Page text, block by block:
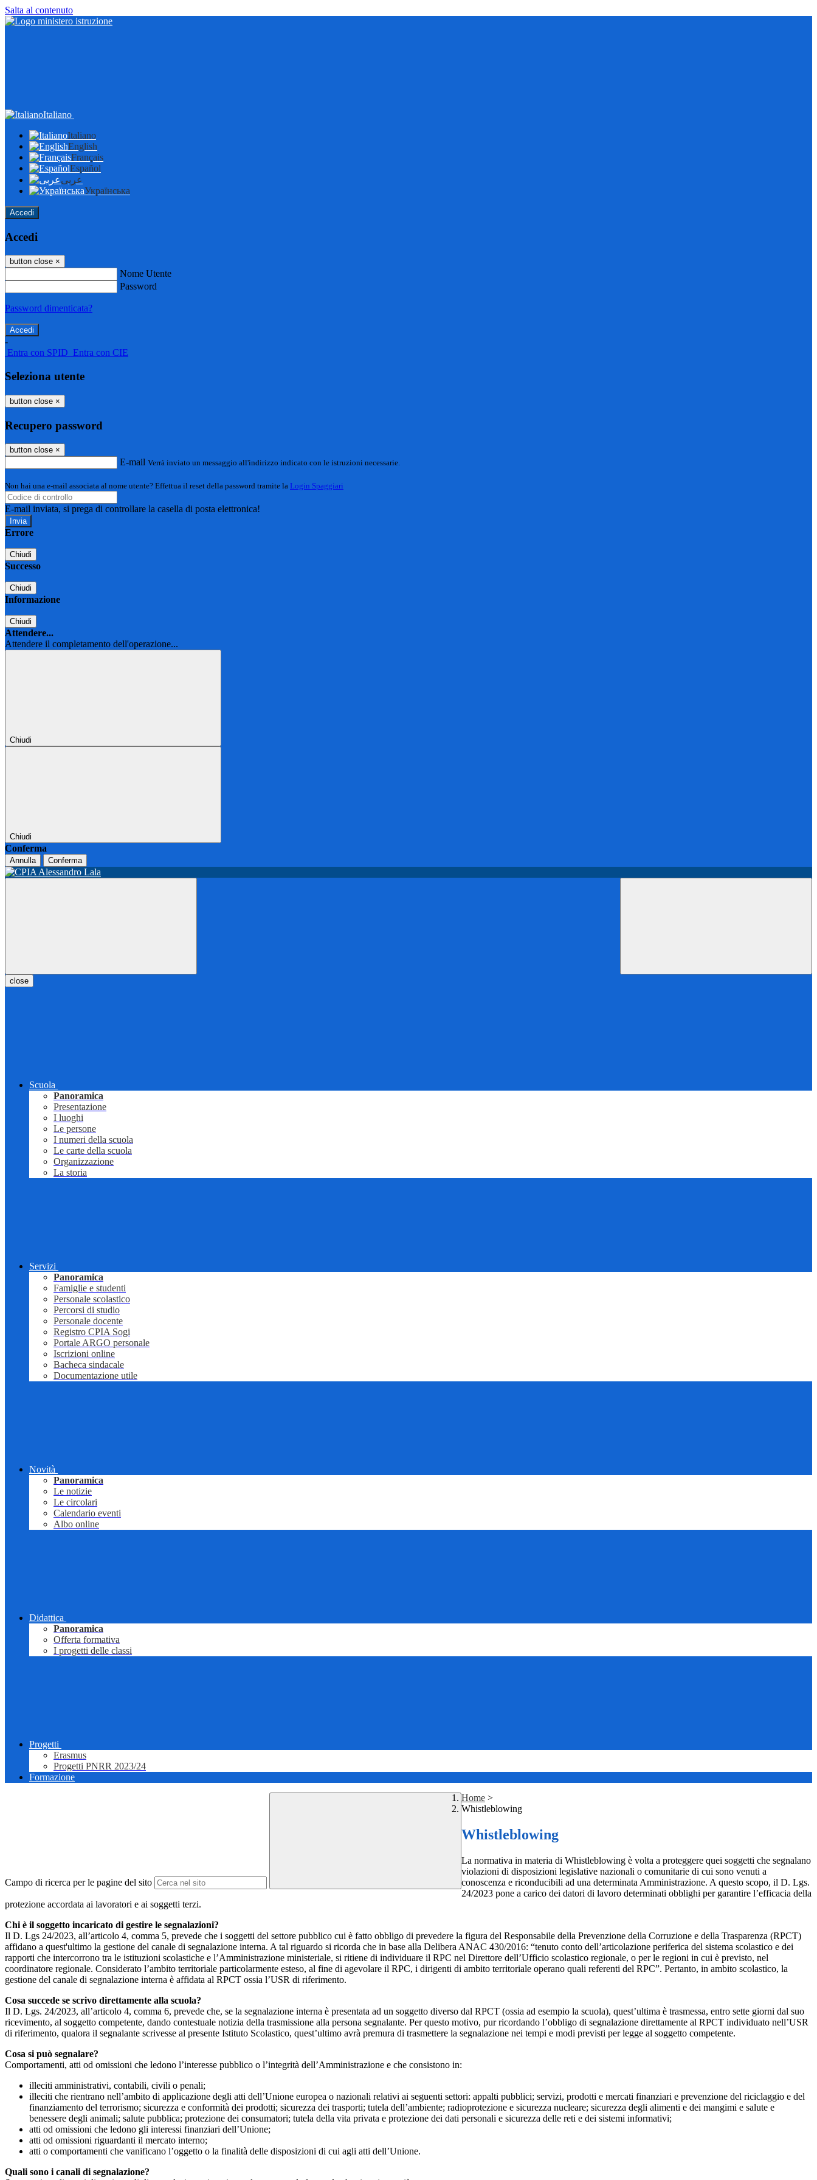
Salta al contenuto
Italiano
Italiano
English
Français
Español
عربى
Українська
Accedi
Accedi
button close ×
Nome Utente
Password
Password dimenticata?
-
Entra con SPID Entra con CIE
Seleziona utente
button close ×
Recupero password
button close ×
E-mail Verrà inviato un messaggio all'indirizzo indicato con le istruzioni necessarie.
Non hai una e-mail associata al nome utente? Effettua il reset della password tramite la Login Spaggiari
E-mail inviata, si prega di controllare la casella di posta elettronica!
Errore
Chiudi
Successo
Chiudi
Informazione
Chiudi
Attendere...
Attendere il completamento dell'operazione...
Chiudi
Chiudi
Conferma
Annulla Conferma
close
Scuola
Panoramica
Presentazione
I luoghi
Le persone
I numeri della scuola
Le carte della scuola
Organizzazione
La storia
Servizi
Panoramica
Famiglie e studenti
Personale scolastico
Percorsi di studio
Personale docente
Registro CPIA Sogi
Portale ARGO personale
Iscrizioni online
Bacheca sindacale
Documentazione utile
Novità
Panoramica
Le notizie
Le circolari
Calendario eventi
Albo online
Didattica
Panoramica
Offerta formativa
I progetti delle classi
Progetti
Erasmus
Progetti PNRR 2023/24
Formazione
Campo di ricerca per le pagine del sito
Home >
Whistleblowing
Whistleblowing
La normativa in materia di Whistleblowing è volta a proteggere quei soggetti che segnalano
violazioni di disposizioni legislative nazionali o comunitarie di cui sono venuti a
conoscenza e riconducibili ad una determinata Amministrazione. A questo scopo, il D. Lgs.
24/2023 pone a carico dei datori di lavoro determinati obblighi per garantire l’efficacia della
protezione accordata ai lavoratori e ai soggetti terzi.
Chi è il soggetto incaricato di gestire le segnalazioni?
Il D. Lgs 24/2023, all’articolo 4, comma 5, prevede che i soggetti del settore pubblico cui è fatto obbligo di prevedere la figura del Responsabile della Prevenzione della Corruzione e della Trasparenza (RPCT)
affidano a quest'ultimo la gestione del canale di segnalazione interna. A tal riguardo si ricorda che in base alla Delibera ANAC 430/2016: “tenuto conto dell’articolazione periferica del sistema scolastico e dei
rapporti che intercorrono tra le istituzioni scolastiche e l’Amministrazione ministeriale, si ritiene di individuare il RPC nel Direttore dell’Ufficio scolastico regionale, o per le regioni in cui è previsto, nel
coordinatore regionale. Considerato l’ambito territoriale particolarmente esteso, al fine di agevolare il RPC, i dirigenti di ambito territoriale operano quali referenti del RPC”. Pertanto, in ambito scolastico, la
gestione del canale di segnalazione interna è affidata al RPCT ossia l’USR di riferimento.
Cosa succede se scrivo direttamente alla scuola?
Il D. Lgs. 24/2023, all’articolo 4, comma 6, prevede che, se la segnalazione interna è presentata ad un soggetto diverso dal RPCT (ossia ad esempio la scuola), quest’ultima è trasmessa, entro sette giorni dal suo
ricevimento, al soggetto competente, dando contestuale notizia della trasmissione alla persona segnalante. Per questo motivo, pur ricordando l’obbligo di segnalazione direttamente al RPCT individuato nell’USR
di riferimento, qualora il segnalante scrivesse al presente Istituto Scolastico, quest’ultimo avrà premura di trasmettere la segnalazione nei tempi e modi previsti per legge al soggetto competente.
Cosa si può segnalare?
Comportamenti, atti od omissioni che ledono l’interesse pubblico o l’integrità dell’Amministrazione e che consistono in:
illeciti amministrativi, contabili, civili o penali;
illeciti che rientrano nell’ambito di applicazione degli atti dell’Unione europea o nazionali relativi ai seguenti settori: appalti pubblici; servizi, prodotti e mercati finanziari e prevenzione del riciclaggio e del
finanziamento del terrorismo; sicurezza e conformità dei prodotti; sicurezza dei trasporti; tutela dell’ambiente; radioprotezione e sicurezza nucleare; sicurezza degli alimenti e dei mangimi e salute e
benessere degli animali; salute pubblica; protezione dei consumatori; tutela della vita privata e protezione dei dati personali e sicurezza delle reti e dei sistemi informativi;
atti od omissioni che ledono gli interessi finanziari dell’Unione;
atti od omissioni riguardanti il mercato interno;
atti o comportamenti che vanificano l’oggetto o la finalità delle disposizioni di cui agli atti dell’Unione.
Quali sono i canali di segnalazione?